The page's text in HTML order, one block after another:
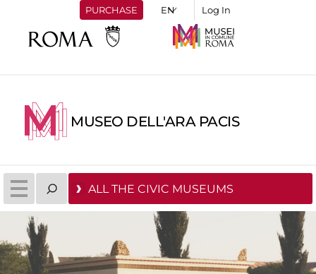
PURCHASE Log In
MUSEO DELL'ARA PACIS
ALL THE CIVIC MUSEUMS